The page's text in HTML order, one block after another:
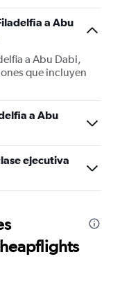
a Abu
a Abu Dabi,
que incluyen
a Abu
ejecutiva